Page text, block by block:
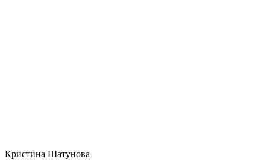
Кристина Шатунова